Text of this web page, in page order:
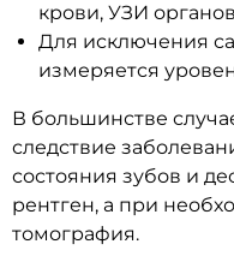
крови, УЗИ
Для исключения
измеряется
В большинстве
следствие
состояния зубов и
рентген, а при
томография.